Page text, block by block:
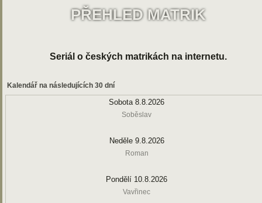
PŘEHLED MATRIK
Seriál o českých matrikách na internetu.
Kalendář na následujících 30 dní
Sobota 8.8.2026
Soběslav
Neděle 9.8.2026
Roman
Pondělí 10.8.2026
Vavřinec